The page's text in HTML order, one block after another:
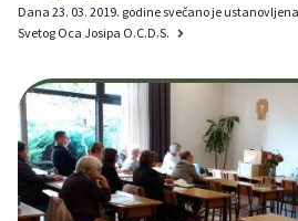
Dana 23. 03. 2019. godine svečano je
Svetog Oca Josipa O.C.D.S.